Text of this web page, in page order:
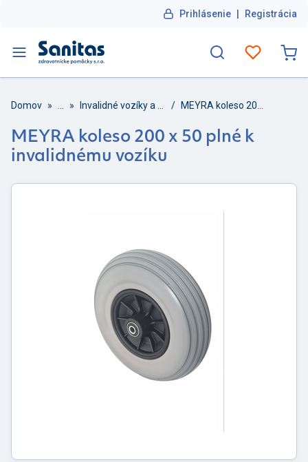
Prihlásenie | Registrácia
Domov » » /
MEYRA koleso 200 x 50 plné k
invalidnému vozíku